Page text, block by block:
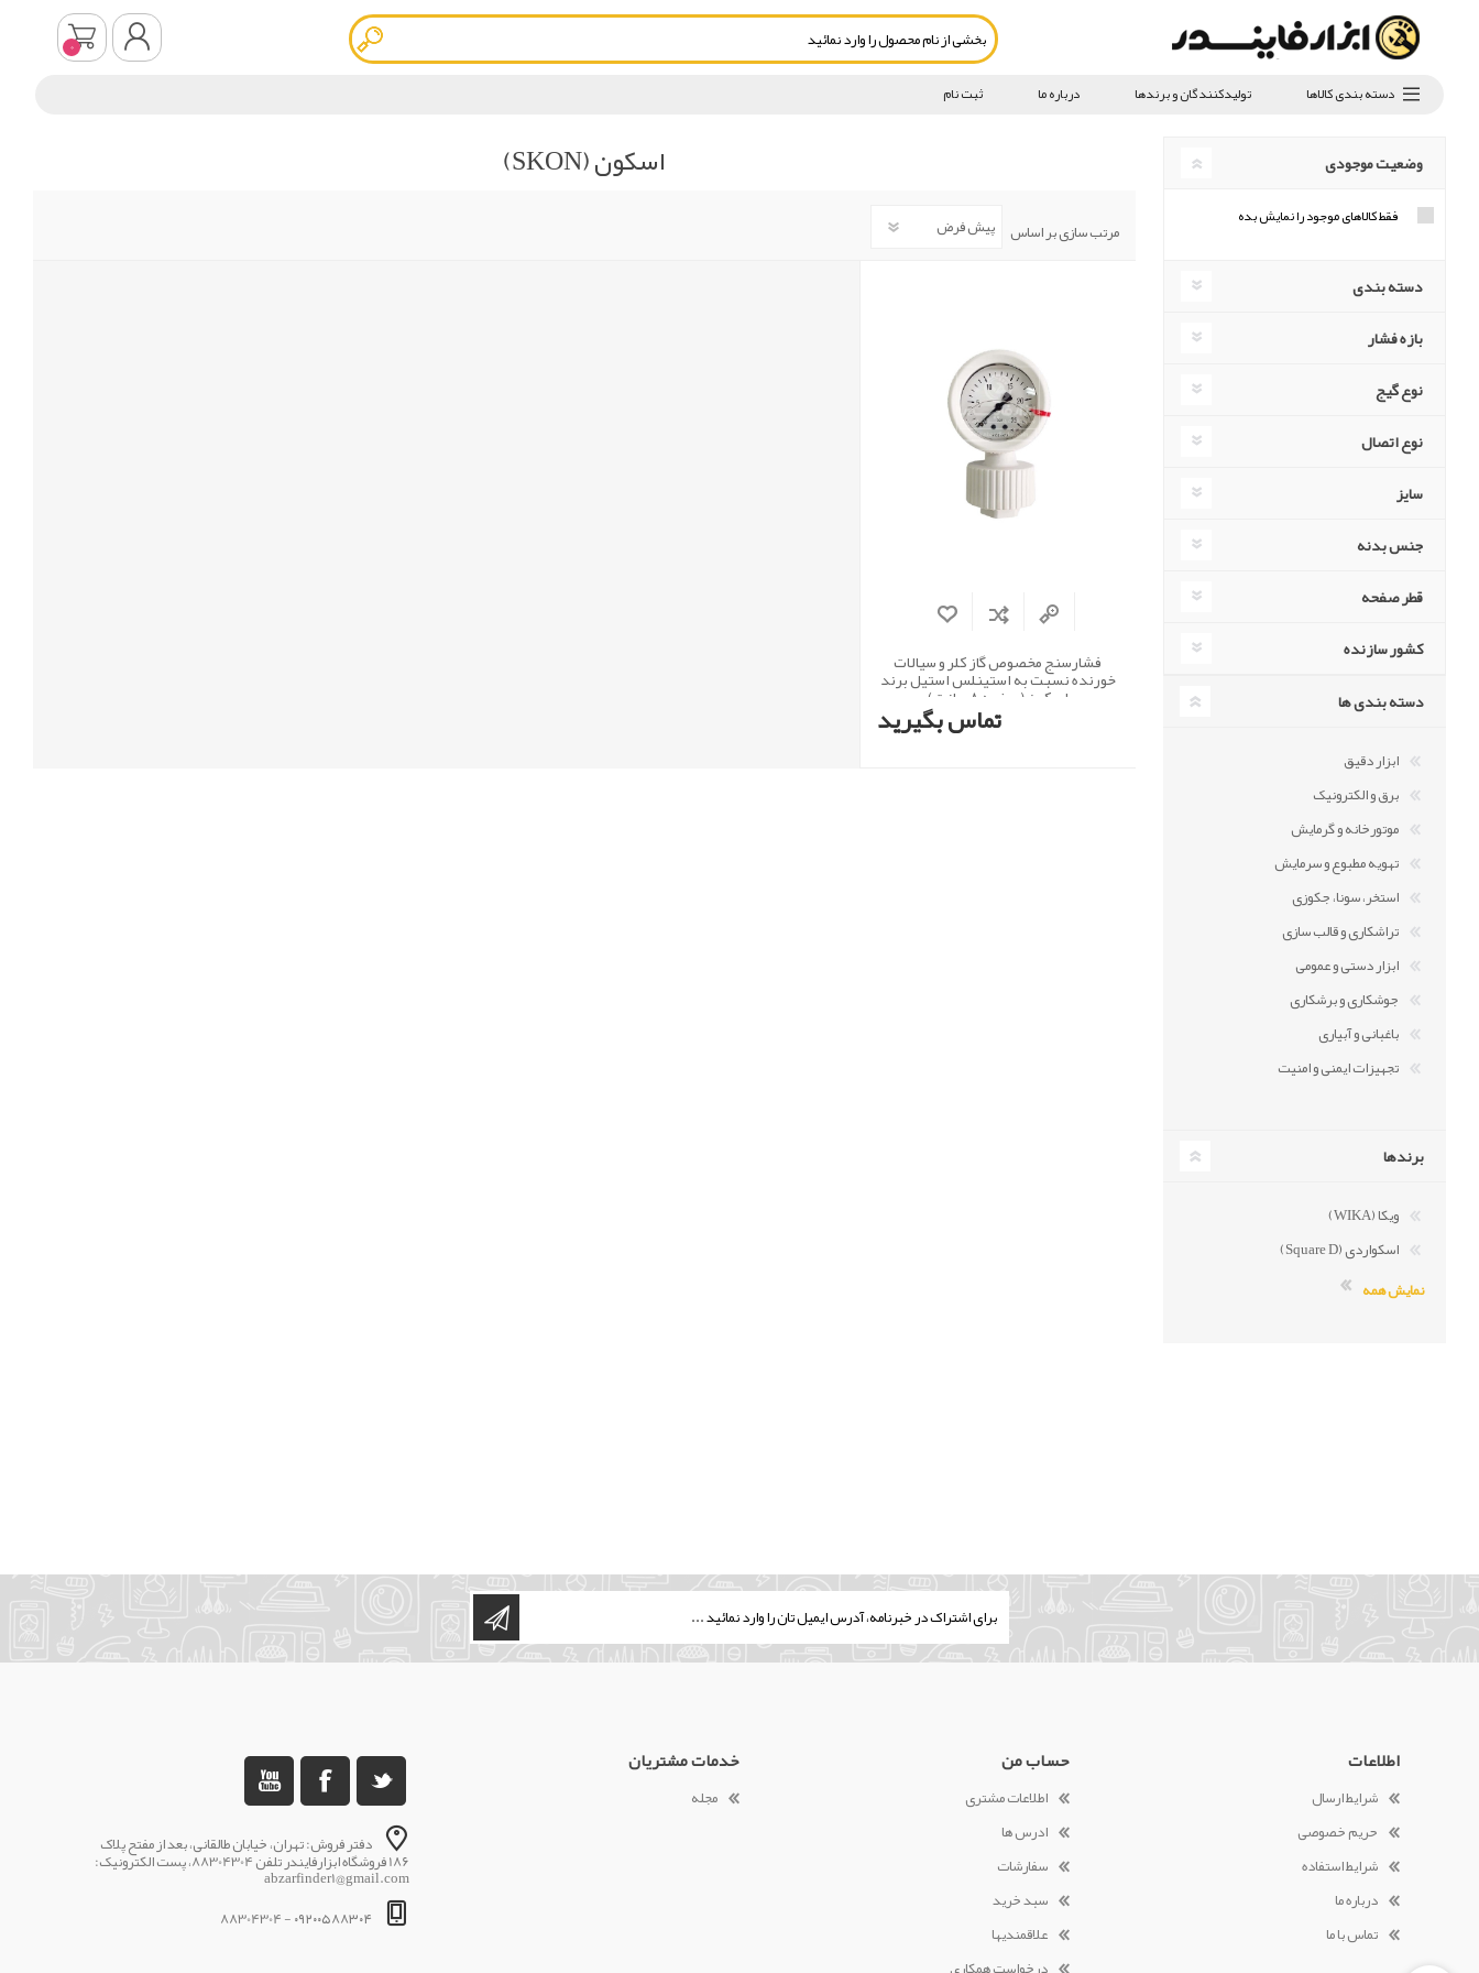
0
دسته بندی کالاها تولیدکنندگان و برندها درباره ما ثبت نام
اسکون (SKON)
مرتب سازی بر اساس
فشارسنج مخصوص گاز کلر و سیالات
خورنده نسبت به استینلس استیل برند
اسکون (صفحه 8 سانت)تماس بگیرید
وضعیت موجودی
فقط کالاهای موجود را نمایش بده
دسته بندی
بازه فشار
نوع گیج
نوع اتصال
سایز
جنس بدنه
قطر صفحه
کشور سازنده
دسته بندی ها
ابزار دقیق
برق و الکترونیک
موتورخانه و گرمایش
تهویه مطبوع و سرمایش
استخر، سونا، جکوزی
تراشکاری و قالب سازی
ابزار دستی و عمومی
جوشکاری و برشکاری
باغبانی و آبیاری
تجهیزات ایمنی و امنیت
برندها
ویکا (WIKA)
اسکواردی (Square D)
نمایش همه
اطلاعات
شرایط ارسال
حریم خصوصی
شرایط استفاده
درباره ما
تماس با ما
حساب من
اطلاعات مشتری
ادرس ها
سفارشات
سبد خرید
علاقمندیها
خدمات مشتریان
مجله
دفتر فروش: تهران، خیابان طالقانی، بعد از مفتح پلاک
186 فروشگاه ابزارفایندر تلفن 88304304، پست الکترونیک:
abzarfinder1@gmail.com
۰۹۲۰۰۵۸۸۳۰۴ - 88304304